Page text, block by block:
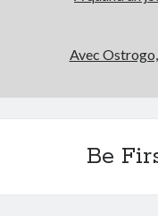
Avec
Be